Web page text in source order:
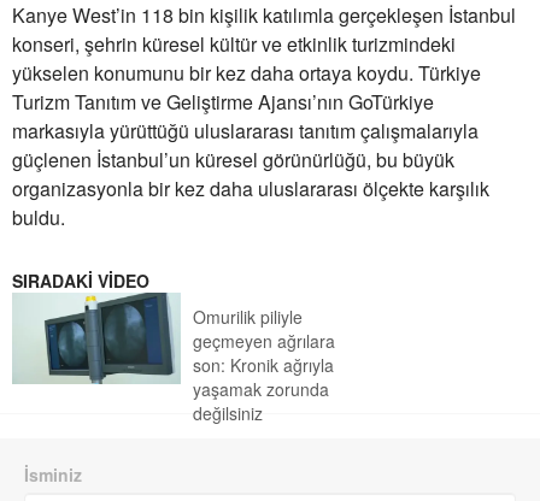
Kanye West’in 118 bin kişilik katılımla gerçekleşen İstanbul
konseri, şehrin küresel kültür ve etkinlik turizmindeki
yükselen konumunu bir kez daha ortaya koydu. Türkiye
Turizm Tanıtım ve Geliştirme Ajansı’nın GoTürkiye
markasıyla yürüttüğü uluslararası tanıtım çalışmalarıyla
güçlenen İstanbul’un küresel görünürlüğü, bu büyük
organizasyonla bir kez daha uluslararası ölçekte karşılık
buldu.
SIRADAKİ VİDEO
Omurilik piliyle
geçmeyen ağrılara
son: Kronik ağrıyla
yaşamak zorunda
değilsiniz
İsminiz